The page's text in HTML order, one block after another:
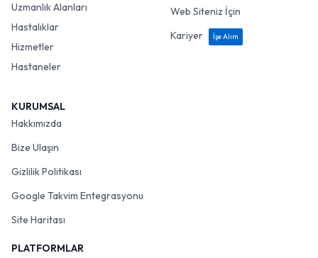
Uzmanlık Alanları
Hastalıklar
Hizmetler
Hastaneler
Web Siteniz İçin
Kariyer
İşe Alım
KURUMSAL
Hakkımızda
Bize Ulaşın
Gizlilik Politikası
Google Takvim Entegrasyonu
Site Haritası
PLATFORMLAR